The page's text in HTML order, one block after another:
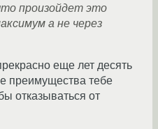
произойдет это
а не через
еще лет десять
преимущества тебе
отказываться от